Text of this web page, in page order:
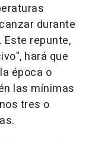
durante
repunte,
hará que
época o
las mínimas
tres o